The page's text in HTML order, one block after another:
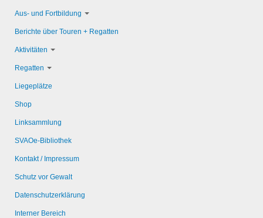
Aus- und Fortbildung
Berichte über Touren + Regatten
Aktivitäten
Regatten
Liegeplätze
Shop
Linksammlung
SVAOe-Bibliothek
Kontakt / Impressum
Schutz vor Gewalt
Datenschutzerklärung
Interner Bereich